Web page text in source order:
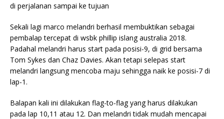
di perjalanan sampai ke tujuan
Sekali lagi marco melandri berhasil membuktikan sebagai
pembalap tercepat di wsbk phillip islang australia 2018.
Padahal melandri harus start pada posisi-9, di grid bersama
Tom Sykes dan Chaz Davies. Akan tetapi selepas start
melandri langsung mencoba maju sehingga naik ke posisi-7 di
lap-1.
Balapan kali ini dilakukan flag-to-flag yang harus dilakukan
pada lap 10,11 atau 12. Dan melandri tidak mudah mencapai